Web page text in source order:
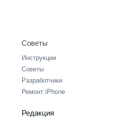
Советы
Инструкции
Советы
Разработчики
Ремонт iPhone
Редакция